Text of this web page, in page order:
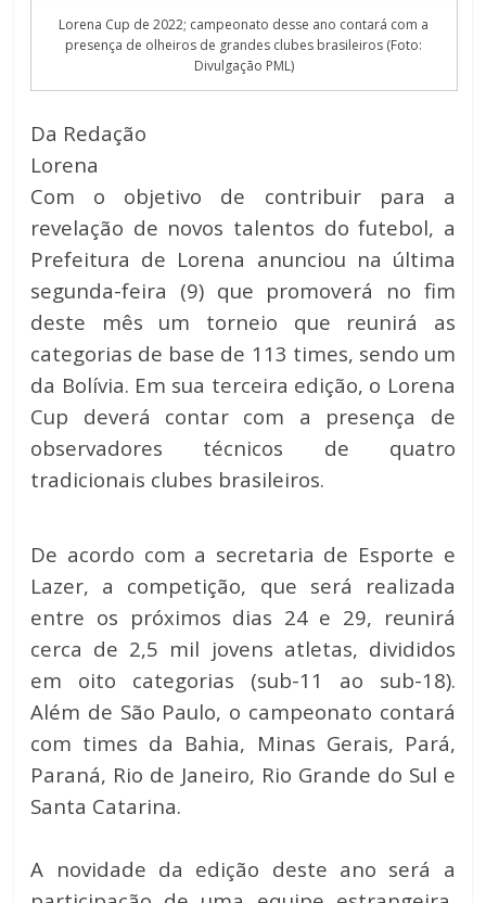
Lorena Cup de 2022; campeonato desse ano contará com a
presença de olheiros de grandes clubes brasileiros (Foto:
Divulgação PML)
Da Redação
Lorena
Com o objetivo de contribuir para a
revelação de novos talentos do futebol, a
Prefeitura de Lorena anunciou na última
segunda-feira (9) que promoverá no fim
deste mês um torneio que reunirá as
categorias de base de 113 times, sendo um
da Bolívia. Em sua terceira edição, o Lorena
Cup deverá contar com a presença de
observadores técnicos de quatro
tradicionais clubes brasileiros.
De acordo com a secretaria de Esporte e
Lazer, a competição, que será realizada
entre os próximos dias 24 e 29, reunirá
cerca de 2,5 mil jovens atletas, divididos
em oito categorias (sub-11 ao sub-18).
Além de São Paulo, o campeonato contará
com times da Bahia, Minas Gerais, Pará,
Paraná, Rio de Janeiro, Rio Grande do Sul e
Santa Catarina.
A novidade da edição deste ano será a